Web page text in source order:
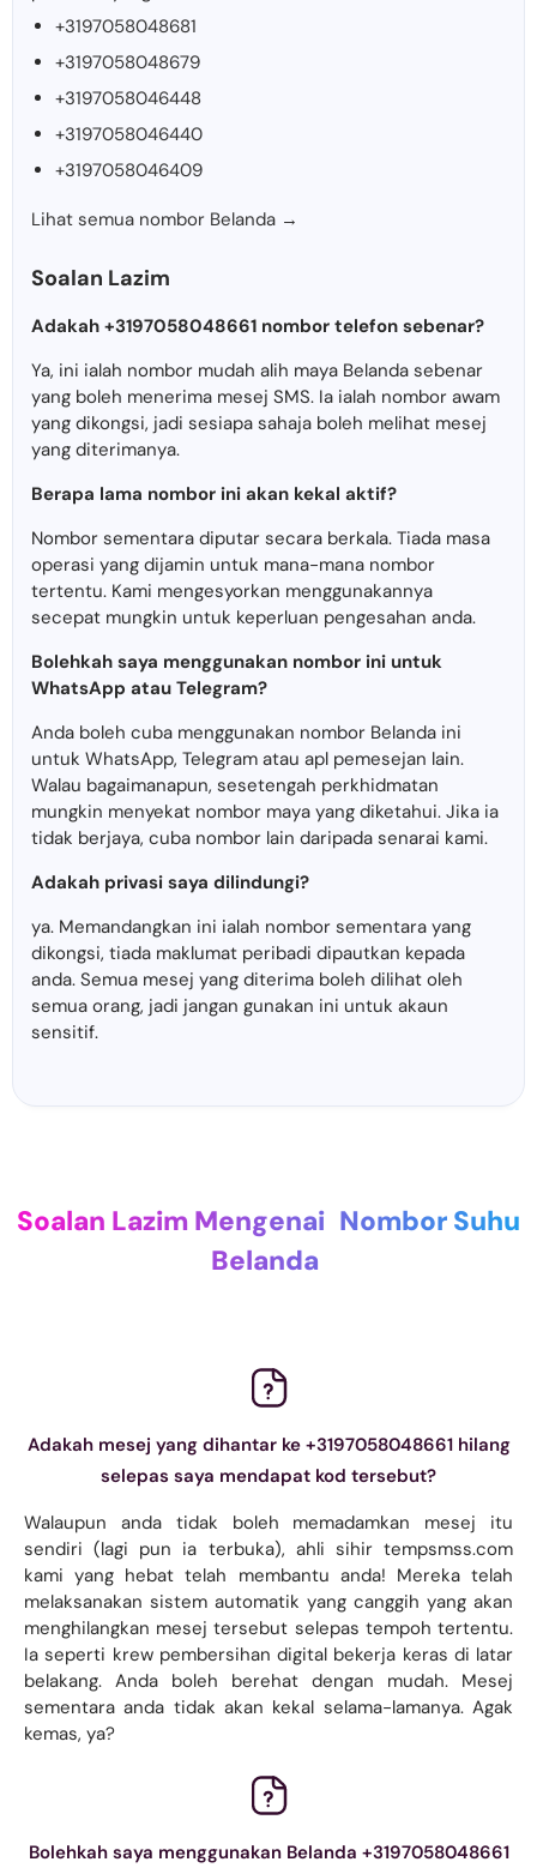
+3197058048681
+3197058048679
+3197058046448
+3197058046440
+3197058046409
Lihat semua nombor Belanda →
Soalan Lazim
Adakah +3197058048661 nombor telefon sebenar?
Ya, ini ialah nombor mudah alih maya Belanda sebenar
yang boleh menerima mesej SMS. Ia ialah nombor awam
yang dikongsi, jadi sesiapa sahaja boleh melihat mesej
yang diterimanya.
Berapa lama nombor ini akan kekal aktif?
Nombor sementara diputar secara berkala. Tiada masa
operasi yang dijamin untuk mana-mana nombor
tertentu. Kami mengesyorkan menggunakannya
secepat mungkin untuk keperluan pengesahan anda.
Bolehkah saya menggunakan nombor ini untuk
WhatsApp atau Telegram?
Anda boleh cuba menggunakan nombor Belanda ini
untuk WhatsApp, Telegram atau apl pemesejan lain.
Walau bagaimanapun, sesetengah perkhidmatan
mungkin menyekat nombor maya yang diketahui. Jika ia
tidak berjaya, cuba nombor lain daripada senarai kami.
Adakah privasi saya dilindungi?
ya. Memandangkan ini ialah nombor sementara yang
dikongsi, tiada maklumat peribadi dipautkan kepada
anda. Semua mesej yang diterima boleh dilihat oleh
semua orang, jadi jangan gunakan ini untuk akaun
sensitif.
Soalan Lazim Mengenai Nombor Suhu
Belanda
Adakah mesej yang dihantar ke +3197058048661 hilang
selepas saya mendapat kod tersebut?
Walaupun anda tidak boleh memadamkan mesej itu
sendiri (lagi pun ia terbuka), ahli sihir tempsmss.com
kami yang hebat telah membantu anda! Mereka telah
melaksanakan sistem automatik yang canggih yang akan
menghilangkan mesej tersebut selepas tempoh tertentu.
Ia seperti krew pembersihan digital bekerja keras di latar
belakang. Anda boleh berehat dengan mudah. Mesej
sementara anda tidak akan kekal selama-lamanya. Agak
kemas, ya?
Bolehkah saya menggunakan Belanda +3197058048661